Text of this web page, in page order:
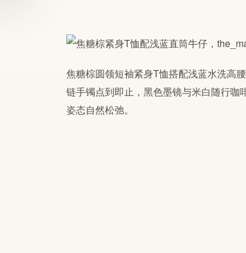
焦糖棕圆领短袖紧身T恤搭配浅蓝水洗高
链手镯点到即止，黑色墨镜与米白随行
姿态自然松弛。